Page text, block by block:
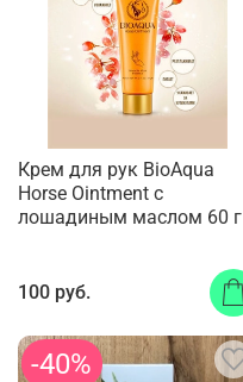
Крем для рук BioAqua
Horse Ointment с
лошадиным маслом 60 г
100 руб.
-40%